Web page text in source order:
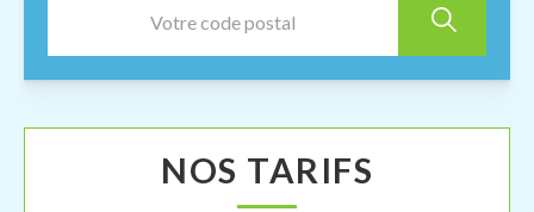
NOS TARIFS